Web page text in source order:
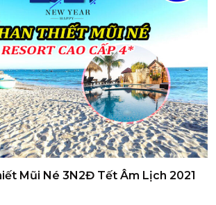
Mũi Né 3N2Đ Tết Âm Lịch 2021